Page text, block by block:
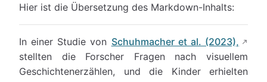
Hier ist die Übersetzung des Markdown-Inhalts:
In einer Studie von Schuhmacher et al. (2023),
stellten die Forscher Fragen nach visuellem
Geschichtenerzählen, und die Kinder erhielten